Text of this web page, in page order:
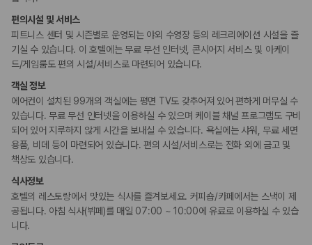
제주렌트카 가격비교 자주 묻는 질문
Q. 제주렌트카 가격비교는 카모아에서 어떻게 하나요?
A. 대여일, 반납일, 인수 지역을 선택하면 제주도 렌트카 업체별 가격, 차종,
보험 조건, 예약 가능 차량을 한 번에 비교할 수 있습니다.
Q. 제주 렌트카 최저가는 무엇을 기준으로 비교해야 하나요?
Q. 제주공항 근처 렌트카도 비교할 수 있나요?
Q. 제주 렌트카 가격비교 시 보험도 함께 비교할 수 있나요?
Q. 가족 여행에는 어떤 제주 렌트카를 비교해야 하나요?
제주렌트카 가격비교 주요 링크
제주도 렌트카 실시간 최저가 가격비교
제주 렌트카 예약
수영장
아케이드룸/오락실
키즈
어린이 프로그램
키즈 클럽
어린이 수영장
시설 내 놀이터
비즈니스
비즈니스 센터
연회장
컨퍼런스 센터
휠체어로 이용가능한 주차장
편의시설 및 서비스
피트니스 센터 및 시즌별로 운영되는 야외 수영장 등의 레크리에이션 시설을 즐
기실 수 있습니다. 이 호텔에는 무료 무선 인터넷, 콘시어지 서비스 및 아케이
드/게임룸도 편의 시설/서비스로 마련되어 있습니다.
객실 정보
에어컨이 설치된 99개의 객실에는 평면 TV도 갖추어져 있어 편하게 머무실 수
있습니다. 무료 무선 인터넷을 이용하실 수 있으며 케이블 채널 프로그램도 구비
되어 있어 지루하지 않게 시간을 보내실 수 있습니다. 욕실에는 샤워, 무료 세면
용품, 비데 등이 마련되어 있습니다. 편의 시설/서비스로는 전화 외에 금고 및
책상도 있습니다.
식사정보
호텔의 레스토랑에서 맛있는 식사를 즐겨보세요. 커피숍/카페에서는 스낵이 제
공됩니다. 아침 식사(뷔페)를 매일 07:00 ~ 10:00에 유료로 이용하실 수 있습
니다.